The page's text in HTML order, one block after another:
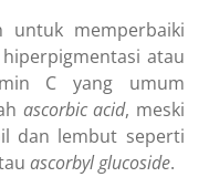
untuk memperbaiki
atau
C yang umum
ascorbic acid, meski
dan lembut seperti
ascorbyl glucoside.